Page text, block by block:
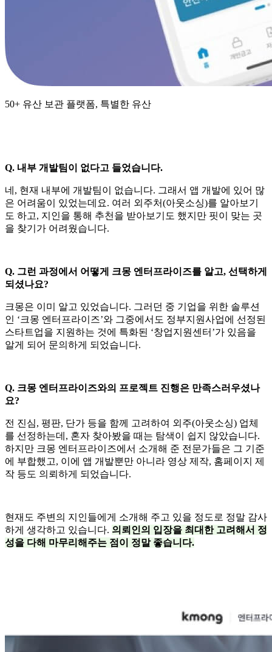
50+ 유산 보관 플랫폼, 특별한 유산
Q. 내부 개발팀이 없다고 들었습니다.
네, 현재 내부에 개발팀이 없습니다. 그래서 앱 개발에 있어 많
은 어려움이 있었는데요. 여러 외주처(아웃소싱)를 알아보기
도 하고, 지인을 통해 추천을 받아보기도 했지만 핏이 맞는 곳
을 찾기가 어려웠습니다.
Q. 그런 과정에서 어떻게 크몽 엔터프라이즈를 알고, 선택하게
되셨나요?
크몽은 이미 알고 있었습니다. 그러던 중 기업을 위한 솔루션
인 ‘크몽 엔터프라이즈’와 그중에서도 정부지원사업에 선정된
스타트업을 지원하는 것에 특화된 ‘창업지원센터’가 있음을
알게 되어 문의하게 되었습니다.
Q. 크몽 엔터프라이즈와의 프로젝트 진행은 만족스러우셨나
요?
전 진심, 평판, 단가 등을 함께 고려하여 외주(아웃소싱) 업체
를 선정하는데, 혼자 찾아봤을 때는 탐색이 쉽지 않았습니다.
하지만 크몽 엔터프라이즈에서 소개해 준 전문가들은 그 기준
에 부합했고, 이에 앱 개발뿐만 아니라 영상 제작, 홈페이지 제
작 등도 의뢰하게 되었습니다.
현재도 주변의 지인들에게 소개해 주고 있을 정도로 정말 감사
하게 생각하고 있습니다. 의뢰인의 입장을 최대한 고려해서 정
성을 다해 마무리해주는 점이 정말 좋습니다.